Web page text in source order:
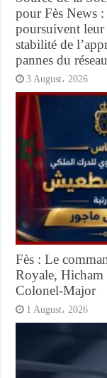
pour Fès News
poursuivent
stabilité de
pannes du réseau
3 August، 2026
Fès : Le
Royale,
Colonel-Major
1 August، 2026